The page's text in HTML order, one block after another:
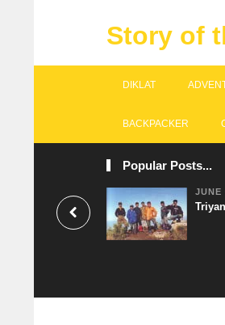
Story of
DIKLAT
BACKPACKER
Popular Posts...
JUNE